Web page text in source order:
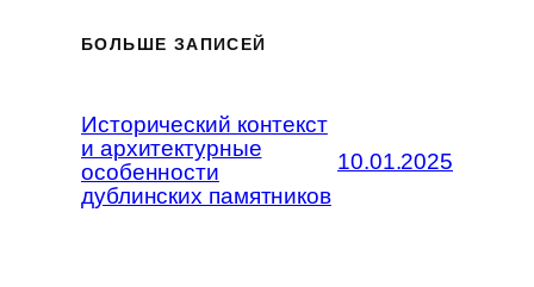
БОЛЬШЕ ЗАПИСЕЙ
Исторический контекст
и архитектурные
особенности
дублинских памятников
10.01.2025